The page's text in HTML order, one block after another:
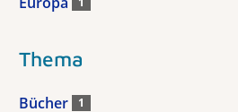
Thema
Bücher 1